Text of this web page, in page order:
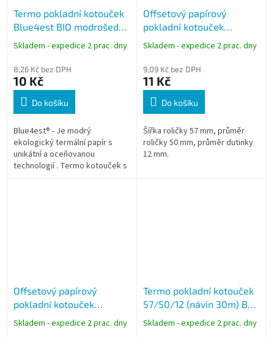
Termo pokladní kotouček
Blue4est BIO modrošedý
57/40/12 (návin 18m) -
celý karton
Skladem - expedice 2 prac. dny
8,26 Kč bez DPH
10 Kč
Do košíku
Blue4est® - Je modrý
ekologický termální papír s
unikátní a oceňovanou
technologií . Termo kotouček s
Offsetový papírový
pokladní kotouček
57/60/12 (návin 27m)
Skladem - expedice 2 prac. dny
9,09 Kč bez DPH
11 Kč
Do košíku
Šířka roličky 57 mm, průměr
roličky 50 mm, průměr dutinky
12 mm.
Offsetový papírový
pokladní kotouček
76/60/12 (návin 40m) -
celý karton
Skladem - expedice 2 prac. dny
Termo pokladní kotouček
57/50/12 (návin 30m) BPA
free
Skladem - expedice 2 prac. dny